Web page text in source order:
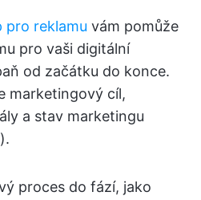
pro reklamu vám pomůže
pro vaši digitální
od začátku do konce.
marketingový cíl,
a stav marketingu
proces do fází, jako